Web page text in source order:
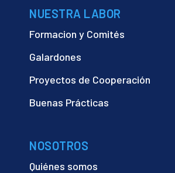
NUESTRA LABOR
Formacion y Comités
Galardones
Proyectos de Cooperación
Buenas Prácticas
NOSOTROS
Quiénes somos